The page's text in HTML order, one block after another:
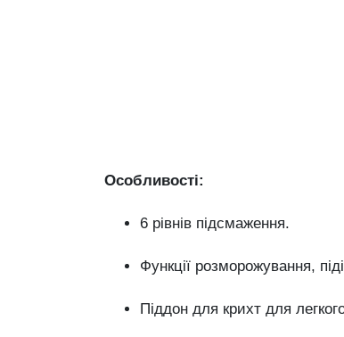
Особливості:
6 рівнів підсмаження.
Функції розморожування,
Піддон для крихт для